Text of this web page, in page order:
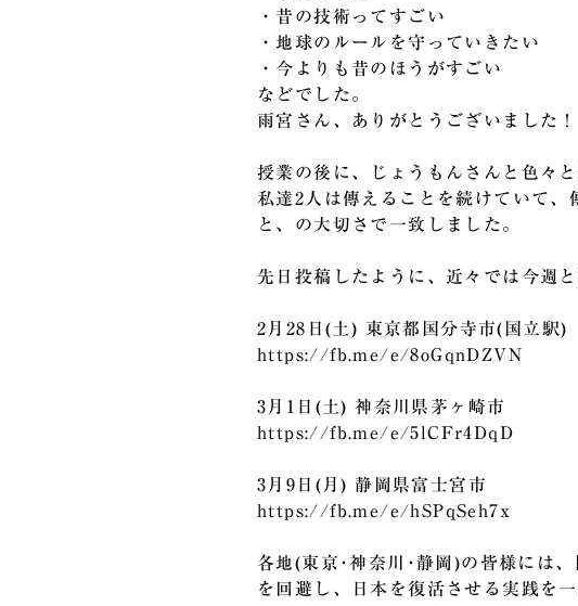
・昔の技術ってすごい
・地球のルールを守っていきたい
・今よりも昔のほうがすごい
などでした。
雨宮さん、ありがとうございました！
授業の後に、じょうもんさんと色々
私達2人は傳えることを続けていて、
と、の大切さで一致しました。
先日投稿したように、近々では今週
2月28日(土) 東京都国分寺市(国立駅)
https://fb.me/e/8oGqnDZVN
3月1日(土) 神奈川県茅ヶ崎市
https://fb.me/e/5lCFr4DqD
3月9日(月) 静岡県富士宮市
https://fb.me/e/hSPqSeh7x
各地(東京･神奈川･静岡)の皆様には
を回避し、日本を復活させる実践を